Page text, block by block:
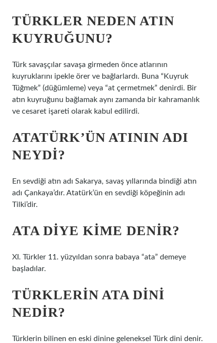
TÜRKLER NEDEN ATIN
KUYRUĞUNU?
Türk savaşçılar savaşa girmeden önce atlarının
kuyruklarını ipekle örer ve bağlarlardı. Buna “Kuyruk
Tüğmek” (düğümleme) veya “at çermetmek” denirdi. Bir
atın kuyruğunu bağlamak aynı zamanda bir kahramanlık
ve cesaret işareti olarak kabul edilirdi.
ATATÜRK’ÜN ATININ ADI
NEYDI?
En sevdiği atın adı Sakarya, savaş yıllarında bindiği atın
adı Çankaya’dır. Atatürk’ün en sevdiği köpeğinin adı
Tilki’dir.
ATA DIYE KIME DENIR?
XI. Türkler 11. yüzyıldan sonra babaya “ata” demeye
başladılar.
TÜRKLERIN ATA DINI
NEDIR?
Türklerin bilinen en eski dinine geleneksel Türk dini denir.